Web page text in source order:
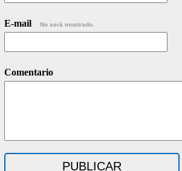
E-mail No será mostrado.
Comentario